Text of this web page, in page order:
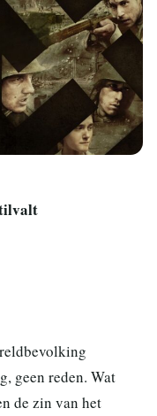
geen reden. Wat
de zin van het